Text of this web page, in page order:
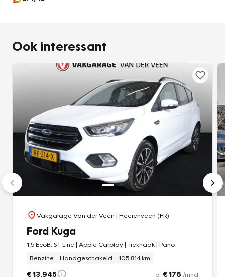
veilige en zuinige kilometers. Deze auto is voorzien van
keyless entry, buitentemperatuurmeter, automatisch
dimmende binnenspiegel en lederen stuur.
De nieuwste veiligheidssystemen komen in deze Ford Kuga
samen. In een noodsituatie telt elke meter. Het brake assist
systeem van deze auto zorgt ervoor dat uw remweg
korter wordt. De veiligheid van deze auto wordt verder
verhoogd door hill hold functie en
bandenspanningcontrolesysteem.
Om deze auto echt te ervaren, moet u beslist een proefrit
maken. Mail ons nu of bel ons, dan maken we snel een
Ook interessant
Vakgarage Van der Veen | Heerenveen (FR)
Ford Kuga
1.5 EcoB. ST Line | Apple Carplay | Trekhaak | Pano
Benzine
Handgeschakeld 105.814 km
€ 13.945 of€ 176 /mnd